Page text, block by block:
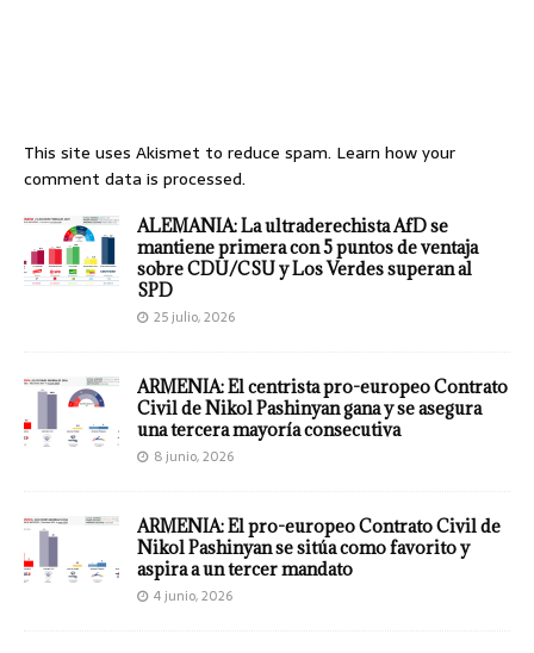
This site uses Akismet to reduce spam. Learn how your
comment data is processed.
ALEMANIA: La ultraderechista AfD se
mantiene primera con 5 puntos de ventaja
sobre CDU/CSU y Los Verdes superan al
SPD
25 julio, 2026
ARMENIA: El centrista pro-europeo Contrato
Civil de Nikol Pashinyan gana y se asegura
una tercera mayoría consecutiva
8 junio, 2026
ARMENIA: El pro-europeo Contrato Civil de
Nikol Pashinyan se sitúa como favorito y
aspira a un tercer mandato
4 junio, 2026